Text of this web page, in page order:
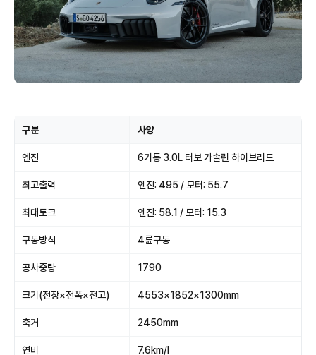
구분 사양
엔진 6기통 3.0L 터보 가솔린 하이브리드
최고출력 엔진: 495 / 모터: 55.7
최대토크 엔진: 58.1 / 모터: 15.3
구동방식 4륜구동
공차중량 1790
크기(전장×전폭×전고) 4553×1852×1300mm
축거 2450mm
연비 7.6km/l